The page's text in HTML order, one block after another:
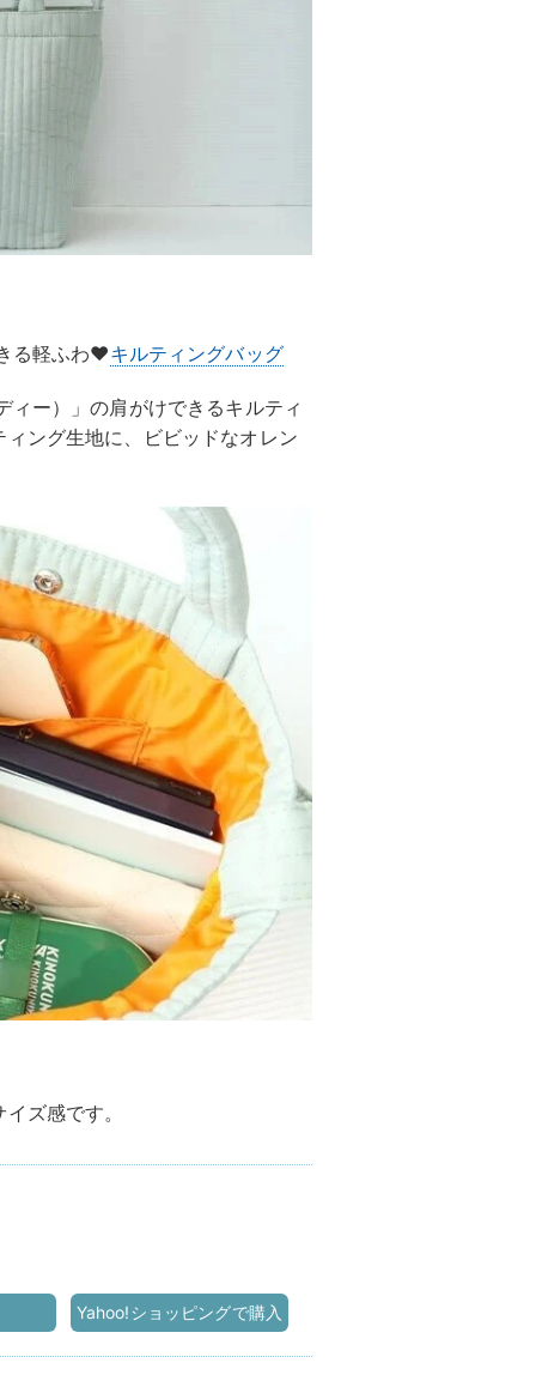
る軽ふわ♥キルティングバッグ
ィー）」の肩がけできるキルティ
ング生地に、ビビッドなオレン
ズ感です。
Yahoo!ショッピングで購入